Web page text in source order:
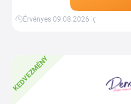
Kupon
Érvényes 09.08.2026-ig
KEDVEZMÉNY